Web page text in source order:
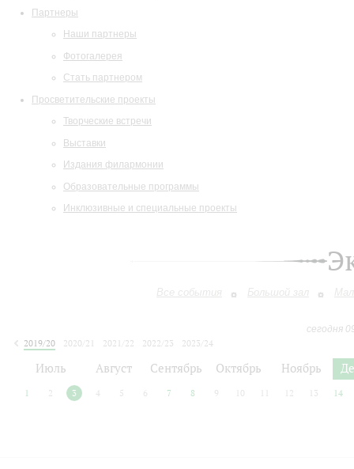
Партнеры
Наши партнеры
Фотогалерея
Стать партнером
Просветительские проекты
Творческие встречи
Выставки
Издания филармонии
Образовательные программы
Инклюзивные и специальные проекты
Все события Большой зал
сегодня
2019/20
2020/21 2021/22 2022/23
2023/24
Июль Август Сентябрь Октябрь Ноябрь
1 2 3 4 5 6 7 8 9 10 12 13 14